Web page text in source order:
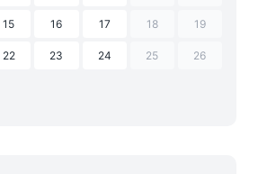
15 16 17 18 19
22 23 24 25 26